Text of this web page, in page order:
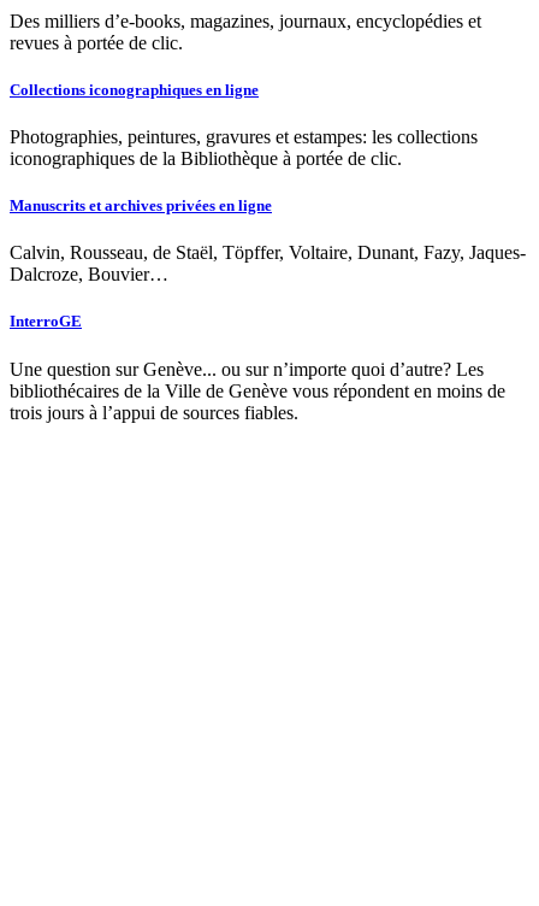
Des milliers d’e-books, magazines, journaux, encyclopédies et
revues à portée de clic.
Collections iconographiques en ligne
Photographies, peintures, gravures et estampes: les collections
iconographiques de la Bibliothèque à portée de clic.
Manuscrits et archives privées en ligne
Calvin, Rousseau, de Staël, Töpffer, Voltaire, Dunant, Fazy, Jaques-
Dalcroze, Bouvier…
InterroGE
Une question sur Genève... ou sur n’importe quoi d’autre? Les
bibliothécaires de la Ville de Genève vous répondent en moins de
trois jours à l’appui de sources fiables.